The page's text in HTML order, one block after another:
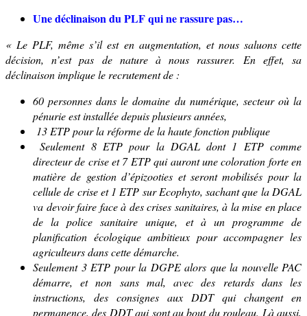
Une déclinaison du PLF qui ne rassure pas…
« Le PLF, même s’il est en augmentation, et nous saluons cette
décision, n’est pas de nature à nous rassurer. En effet, sa
déclinaison implique le recrutement de :
60 personnes dans le domaine du numérique, secteur où la
pénurie est installée depuis plusieurs années,
13 ETP pour la réforme de la haute fonction publique
Seulement 8 ETP pour la DGAL dont 1 ETP comme
directeur de criseet 7 ETP qui auront une coloration forte en
matière de gestion d’épizooties et seront mobilisés pour la
cellule de crise et1 ETP sur Ecophyto, sachant que la DGAL
va devoir faire face à des crises sanitaires, à la mise en place
de la police sanitaire unique, et à un programme de
planification écologique ambitieux pour accompagner les
agriculteurs dans cette démarche.
Seulement 3 ETP pour la DGPE alors que la nouvelle PAC
démarre, et non sans mal, avec des retards dans les
instructions, des consignes aux DDT qui changent en
permanence, des DDT qui sont au bout du rouleau. Là aussi,